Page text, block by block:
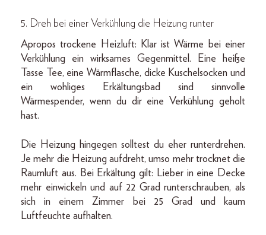
5. Dreh bei einer Verkühlung die Heizung runter
Apropos trockene Heizluft: Klar ist Wärme bei einer
Verkühlung ein wirksames Gegenmittel. Eine heiße
Tasse Tee, eine Wärmflasche, dicke Kuschelsocken und
ein wohliges Erkältungsbad sind sinnvolle
Wärmespender, wenn du dir eine Verkühlung geholt
hast.
Die Heizung hingegen solltest du eher runterdrehen.
Je mehr die Heizung aufdreht, umso mehr trocknet die
Raumluft aus. Bei Erkältung gilt: Lieber in eine Decke
mehr einwickeln und auf 22 Grad runterschrauben, als
sich in einem Zimmer bei 25 Grad und kaum
Luftfeuchte aufhalten.